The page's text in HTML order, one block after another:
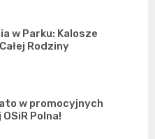
w Parku: Kalosze
Rodziny
w promocyjnych
Polna!